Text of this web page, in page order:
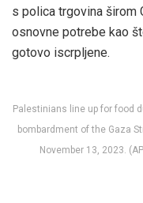
s polica trgovina širom
osnovne potrebe kao
gotovo iscrpljene.
Palestinians line up for food
bombardment of the Gaza
November 13, 2023.